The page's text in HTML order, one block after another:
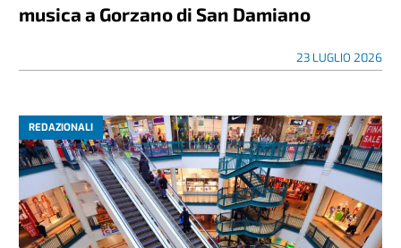
musica a Gorzano di San Damiano
23 LUGLIO 2026
REDAZIONALI